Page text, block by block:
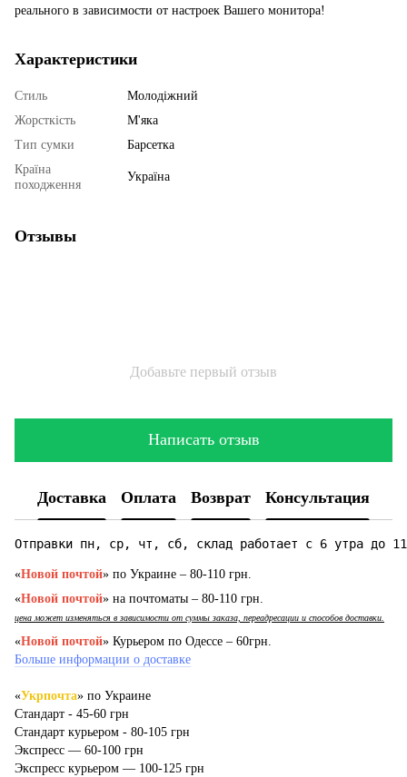
реального в зависимости от настроек Вашего монитора!
Характеристики
Стиль
Молодіжний
Жорсткість
М'яка
Тип сумки
Барсетка
Країна
походження
Україна
Отзывы
Добавьте первый отзыв
Написать отзыв
Доставка Оплата Возврат Консультация
Отправки пн, ср, чт, сб, склад работает с 6 утра до
«Новой почтой» по Украине – 80-110 грн.
«Новой почтой» на почтоматы – 80-110 грн.
цена может изменяться в зависимости от суммы заказа, переадресации и способов доставки.
«Новой почтой» Курьером по Одессе – 60грн.
Больше информации о доставке
«Укрпочта» по Украине
Стандарт - 45-60 грн
Стандарт курьером - 80-105 грн
Экспресс — 60-100 грн
Экспресс курьером — 100-125 грн